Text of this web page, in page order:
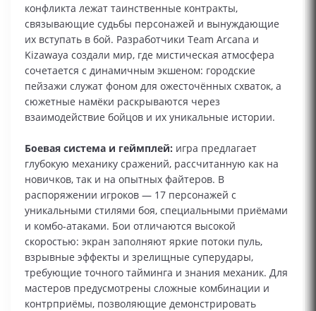
конфликта лежат таинственные контракты,
связывающие судьбы персонажей и вынуждающие
их вступать в бой. Разработчики Team Arcana и
Kizawaya создали мир, где мистическая атмосфера
сочетается с динамичным экшеном: городские
пейзажи служат фоном для ожесточённых схваток, а
сюжетные намёки раскрываются через
взаимодействие бойцов и их уникальные истории.
Боевая система и геймплей: игра предлагает
глубокую механику сражений, рассчитанную как на
новичков, так и на опытных файтеров. В
распоряжении игроков — 17 персонажей с
уникальными стилями боя, специальными приёмами
и комбо-атаками. Бои отличаются высокой
скоростью: экран заполняют яркие потоки пуль,
взрывные эффекты и зрелищные суперудары,
требующие точного тайминга и знания механик. Для
мастеров предусмотрены сложные комбинации и
контрприёмы, позволяющие демонстрировать